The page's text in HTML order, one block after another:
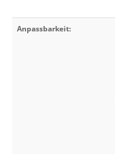
Anpassbarkeit: